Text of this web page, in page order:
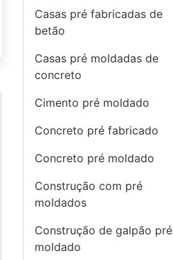
Casas pré fabricadas de
betão
Casas pré moldadas de
concreto
Cimento pré moldado
Concreto pré fabricado
Concreto pré moldado
Construção com pré
moldados
Construção de galpão pré
moldado